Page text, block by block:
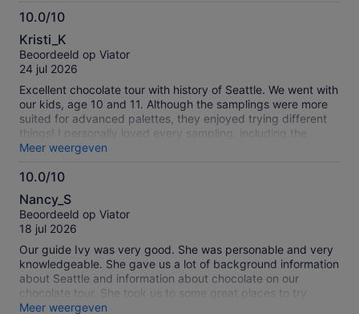
10.0/10
10.0
van
10
Kristi_K
Beoordeeld op Viator
24 jul 2026
Excellent chocolate tour with history of Seattle. We went with
our kids, age 10 and 11. Although the samplings were more
suited for advanced palettes, they enjoyed trying different
things! I personally loved every sampling, including the
cinnamon hot chocolate from the original Starbucks location.
The walking tour included some elevation changes such
steps and a slight down hill walk. Our tour guide Woody was
He quickly rendered aid to an elderly man who fell out of his
wheelchair by getting ice and calling 911. A stellar human
being. Our group was small, six people, and we enjoyed the
company. I would rate this tour 10 out of 10, highly
recommend.
Meer weergeven
10.0/10
10.0
van
10
Nancy_S
Beoordeeld op Viator
18 jul 2026
Our guide Ivy was very good. She was personable and very
knowledgeable. She gave us a lot of background information
about Seattle and information about chocolate on our
chocolate tour. She took us to some great places to try
chocolate and gave us personal recommendations for
Meer weergeven